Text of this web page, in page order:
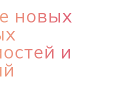
новых
и